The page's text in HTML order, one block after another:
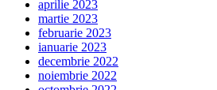
aprilie 2023
martie 2023
februarie 2023
ianuarie 2023
decembrie 2022
noiembrie 2022